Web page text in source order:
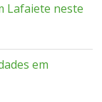
Lafaiete neste
em